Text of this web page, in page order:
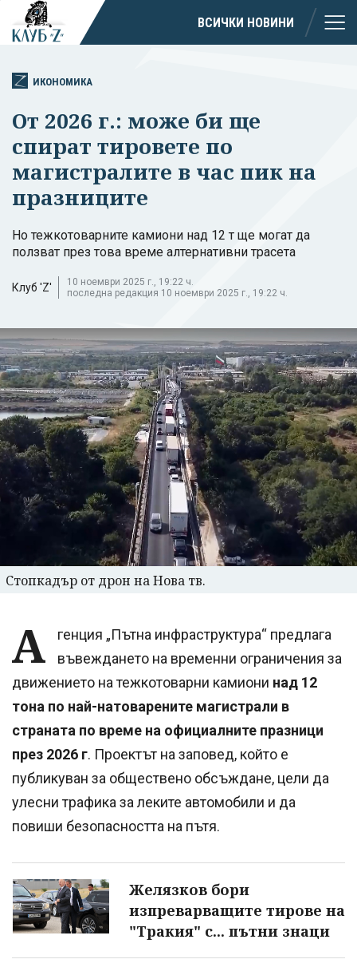
ВСИЧКИ НОВИНИ
ИКОНОМИКА
От 2026 г.: може би ще
спират тировете по
магистралите в час пик на
празниците
Но тежкотоварните камиони над 12 т ще могат да
ползват през това време алтернативни трасета
Клуб 'Z'
10 ноември 2025 г., 19:22 ч.
последна редакция 10 ноември 2025 г., 19:22 ч.
Стопкадър от дрон на Нова тв.
А
генция „Пътна инфраструктура“ предлага
въвеждането на временни ограничения за
движението на тежкотоварни камиони над 12
тона по най-натоварените магистрали в
страната по време на официалните празници
през 2026 г. Проектът на заповед, който е
публикуван за обществено обсъждане, цели да
улесни трафика за леките автомобили и да
повиши безопасността на пътя.
Желязков бори
изпреварващите тирове на
"Тракия" с... пътни знаци